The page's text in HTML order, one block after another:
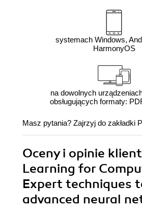
systemach Windows,
HarmonyOS
na dowolnych
obsługujących formaty:
Masz pytania? Zajrzyj do zakładki
Oceny i opinie
Learning for
Expert techniques
advanced neural